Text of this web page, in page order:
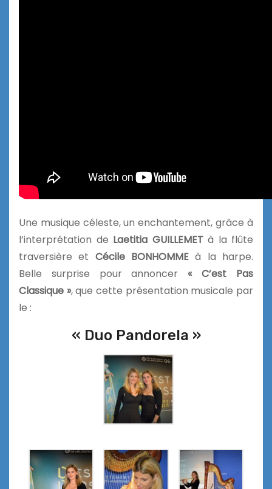
Une musique céleste, un enchantement, grâce à
l’interprétation de Laetitia GUILLEMETà la flûte
traversière et Cécile BONHOMME à la harpe.
Belle surprise pour annoncer« C’est Pas
Classique », que cette présentation musicale par
le :
« Duo Pandorela »